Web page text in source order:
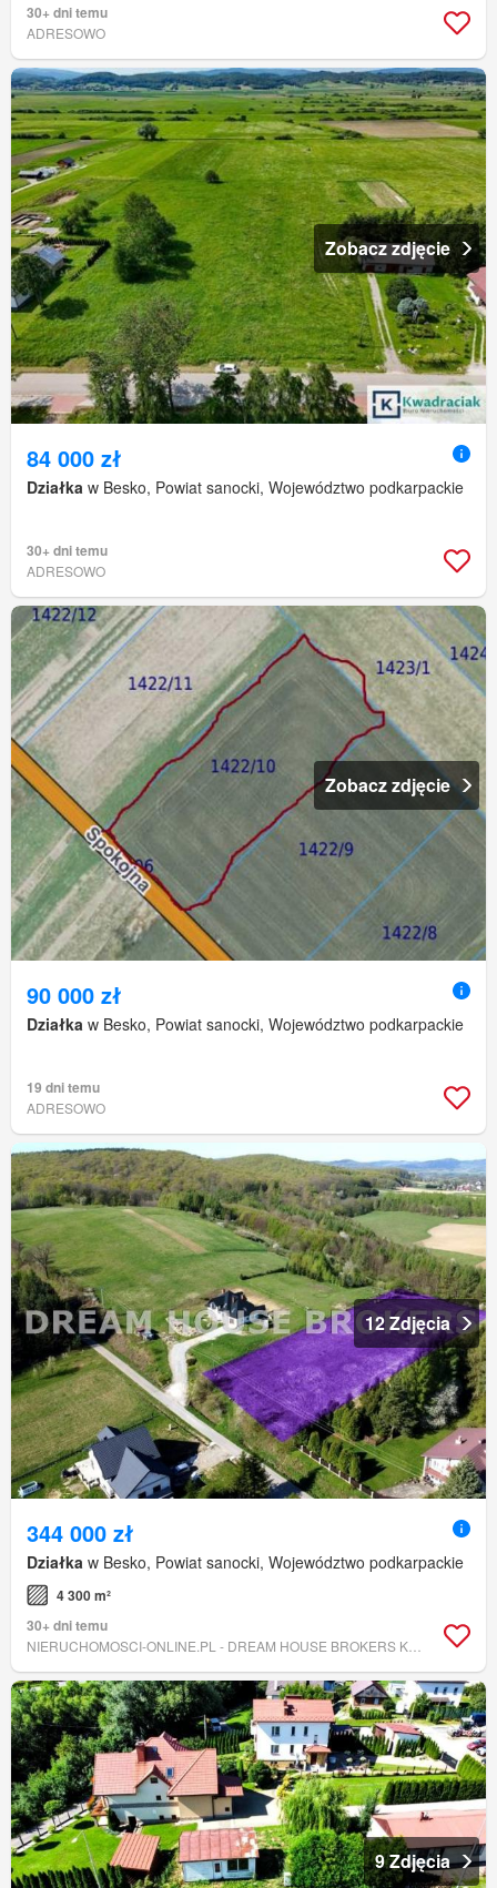
30+ dni temu
ADRESOWO
Zobacz zdjęcie
84 000 zł
Działka w Besko, Powiat sanocki, Województwo podkarpackie
30+ dni temu
ADRESOWO
Zobacz zdjęcie
90 000 zł
Działka w Besko, Powiat sanocki, Województwo podkarpackie
19 dni temu
ADRESOWO
12 Zdjęcia
344 000 zł
Działka w Besko, Powiat sanocki, Województwo podkarpackie
4 300 m²
30+ dni temu
9 Zdjęcia